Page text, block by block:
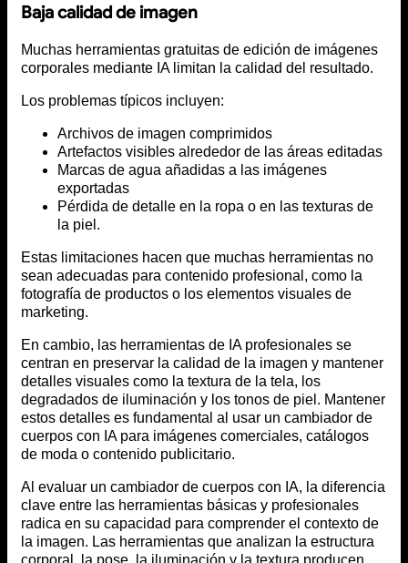
Baja calidad de imagen
Muchas herramientas gratuitas de edición de imágenes
corporales mediante IA limitan la calidad del resultado.
Los problemas típicos incluyen:
Archivos de imagen comprimidos
Artefactos visibles alrededor de las áreas editadas
Marcas de agua añadidas a las imágenes
exportadas
Pérdida de detalle en la ropa o en las texturas de
la piel.
Estas limitaciones hacen que muchas herramientas no
sean adecuadas para contenido profesional, como la
fotografía de productos o los elementos visuales de
marketing.
En cambio, las herramientas de IA profesionales se
centran en preservar la calidad de la imagen y mantener
detalles visuales como la textura de la tela, los
degradados de iluminación y los tonos de piel. Mantener
estos detalles es fundamental al usar un cambiador de
cuerpos con IA para imágenes comerciales, catálogos
de moda o contenido publicitario.
Al evaluar un cambiador de cuerpos con IA, la diferencia
clave entre las herramientas básicas y profesionales
radica en su capacidad para comprender el contexto de
la imagen. Las herramientas que analizan la estructura
corporal, la pose, la iluminación y la textura producen